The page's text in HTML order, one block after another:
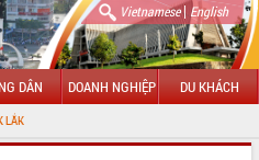
Vietnamese| English
DÂN DOANH NGHIỆP DU KHÁCH